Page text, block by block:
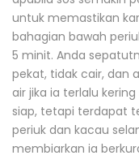
untuk memastikan
bahagian bawah
5 minit. Anda
pekat, tidak cair,
air jika ia terlalu
siap, tetapi terdapat
periuk dan kacau
membiarkan ia